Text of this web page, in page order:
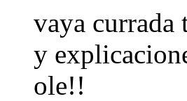
vaya currada
y
ole!!